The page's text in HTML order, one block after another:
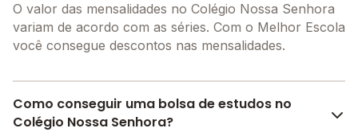
O valor das mensalidades no Colégio Nossa Senhora
variam de acordo com as séries. Com o Melhor Escola
você consegue descontos nas mensalidades.
Como conseguir uma bolsa de estudos no
Colégio Nossa Senhora?